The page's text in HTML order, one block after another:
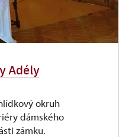
Adély
okruh
dámského
zámku.